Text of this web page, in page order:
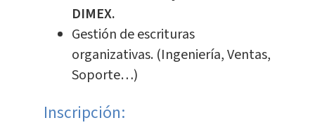
DIMEX.
Gestión de escrituras
organizativas. (Ingeniería, Ventas,
Soporte…)
Inscripción: